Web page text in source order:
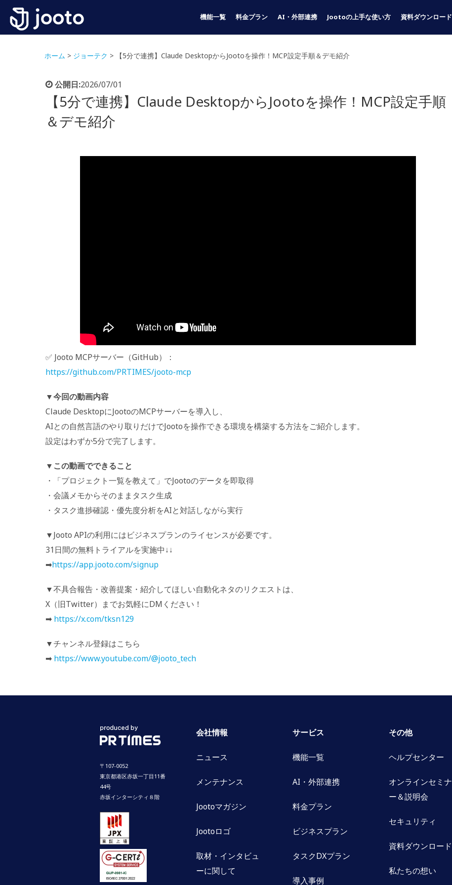
機能一覧 料金プラン AI・外部連携 Jootoの上手な使い方 資料ダウンロード
ホーム > ジョーテク > 【5分で連携】Claude DesktopからJootoを操作！MCP設定手順＆デモ紹介
公開日:2026/07/01
【5分で連携】Claude DesktopからJootoを操作！MCP設定手順
＆デモ紹介
✅ Jooto MCPサーバー（GitHub）：
https://github.com/PRTIMES/jooto-mcp
▼今回の動画内容
Claude DesktopにJootoのMCPサーバーを導入し、
AIとの自然言語のやり取りだけでJootoを操作できる環境を構築する方法をご紹介します。
設定はわずか5分で完了します。
▼この動画でできること
・「プロジェクト一覧を教えて」でJootoのデータを即取得
・会議メモからそのままタスク生成
・タスク進捗確認・優先度分析をAIと対話しながら実行
▼Jooto APIの利用にはビジネスプランのライセンスが必要です。
31日間の無料トライアルを実施中↓↓
➡https://app.jooto.com/signup
▼不具合報告・改善提案・紹介してほしい自動化ネタのリクエストは、
X（旧Twitter）までお気軽にDMください！
➡ https://x.com/tksn129
▼チャンネル登録はこちら
➡ https://www.youtube.com/@jooto_tech
〒107-0052
東京都港区赤坂一丁目11番
44号
赤坂インターシティ８階
会社情報
ニュース
メンテナンス
Jootoマガジン
Jootoロゴ
取材・インタビュ
ーに関して
サービス
機能一覧
AI・外部連携
料金プラン
ビジネスプラン
タスクDXプラン
導入事例
その他
ヘルプセンター
オンラインセミナ
ー＆説明会
セキュリティ
資料ダウンロード
私たちの想い